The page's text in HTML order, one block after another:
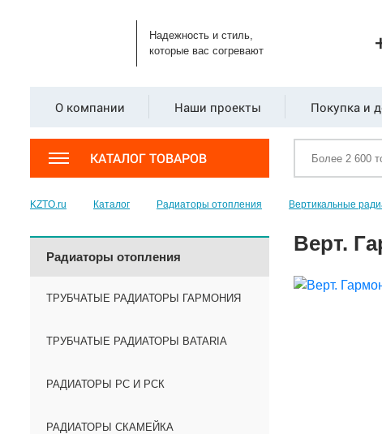
Надежность и стиль,
которые вас согревают
О компании Наши проекты Покупка и
КАТАЛОГ ТОВАРОВ
KZTO.ru Каталог Радиаторы отопления Вертикальные
Радиаторы отопления
ТРУБЧАТЫЕ РАДИАТОРЫ ГАРМОНИЯ
ТРУБЧАТЫЕ РАДИАТОРЫ BATARIA
РАДИАТОРЫ РС И РСК
РАДИАТОРЫ СКАМЕЙКА
Верт.